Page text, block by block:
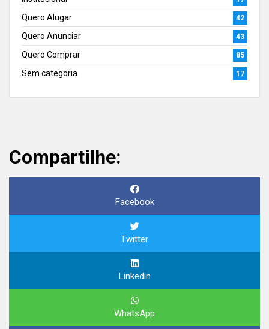
Quero Alugar 42
Quero Anunciar 43
Quero Comprar 85
Sem categoria 17
Compartilhe:
Facebook
Twitter
Linkedin
WhatsApp